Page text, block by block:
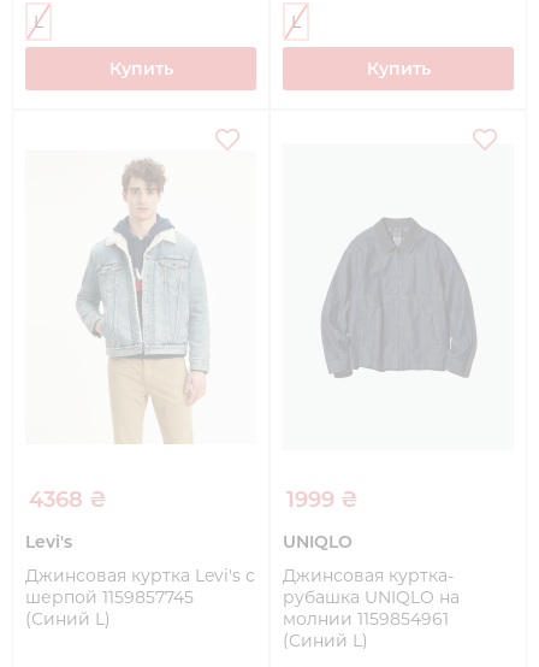
L
Купить
L
Купить
4368 ₴
Levi's
Джинсовая куртка Levi's с
шерпой 1159857745
(Синий L)
1999 ₴
UNIQLO
Джинсовая куртка-
рубашка UNIQLO на
молнии 1159854961
(Синий L)